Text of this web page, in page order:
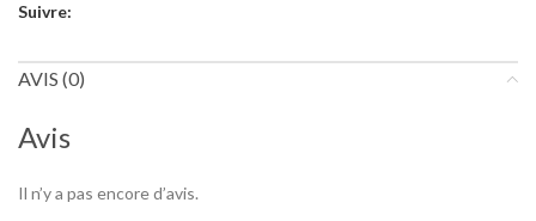
Suivre:
AVIS (0)
Avis
Il n’y a pas encore d’avis.